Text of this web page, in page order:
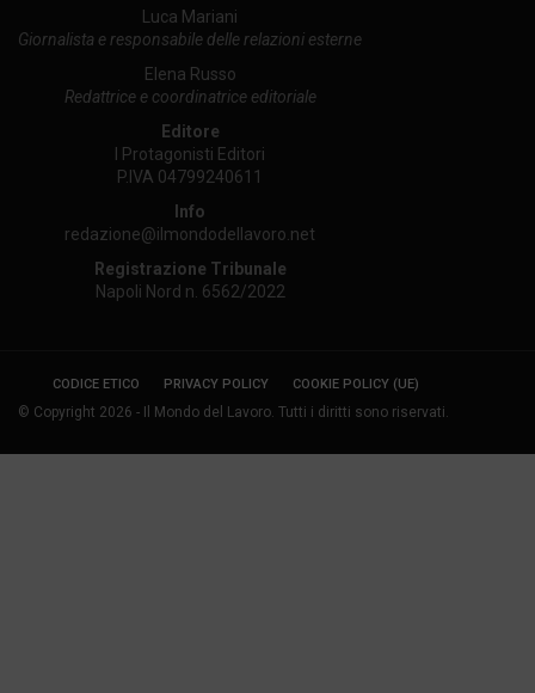
Luca Mariani
Giornalista e responsabile delle relazioni esterne
Elena Russo
Redattrice e coordinatrice editoriale
Editore
I Protagonisti Editori
P.IVA 04799240611
Info
redazione@ilmondodellavoro.net
Registrazione Tribunale
Napoli Nord n. 6562/2022
CODICE ETICO PRIVACY POLICY COOKIE POLICY (UE)
© Copyright 2026 - Il Mondo del Lavoro. Tutti i diritti sono riservati.